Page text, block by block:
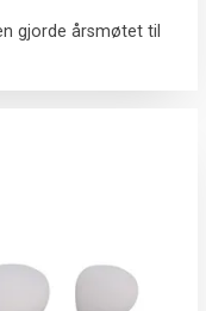
gjorde årsmøtet til